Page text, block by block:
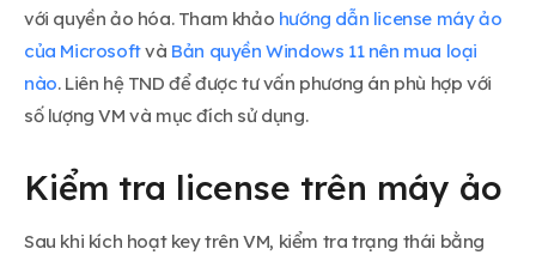
với quyền ảo hóa. Tham khảo hướng dẫn license máy ảo
của Microsoftvà Bản quyền Windows 11 nên mua loại
nào. Liên hệ TND để được tư vấn phương án phù hợp với
số lượng VM và mục đích sử dụng.
Kiểm tra license trên máy ảo
Sau khi kích hoạt key trên VM, kiểm tra trạng thái bằng